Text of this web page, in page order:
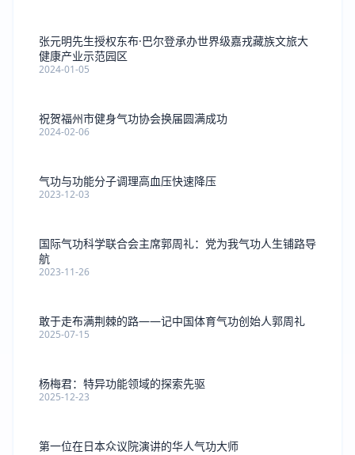
张元明先生授权东布·巴尔登承办世界级嘉戎藏族文旅大
健康产业示范园区
2024-01-05
祝贺福州市健身气功协会换届圆满成功
2024-02-06
气功与功能分子调理高血压快速降压
2023-12-03
国际气功科学联合会主席郭周礼：党为我气功人生铺路导
航
2023-11-26
敢于走布满荆棘的路——记中国体育气功创始人郭周礼
2025-07-15
杨梅君：特异功能领域的探索先驱
2025-12-23
第一位在日本众议院演讲的华人气功大师